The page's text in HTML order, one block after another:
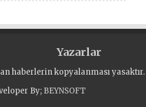
Yazarlar
haberlerin kopyalanması yasaktır.
By; BEYNSOFT